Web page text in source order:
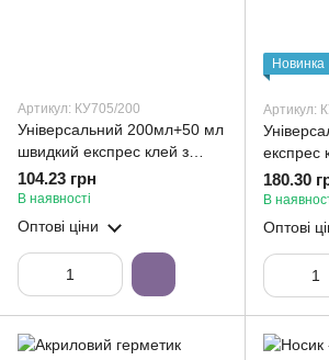
Артикул: КУ705/200
Універсальний 200мл+50 мл
швидкий експрес клей з
активатором 705,Akfix
104.23 грн
В наявності
Оптові ціни
Новинка
Артикул:
експрес
180.30
В
Оптові